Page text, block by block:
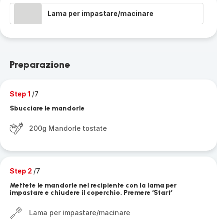
Lama per impastare/macinare
Preparazione
Step 1 /7
Sbucciare le mandorle
200g Mandorle tostate
Step 2 /7
Mettete le mandorle nel recipiente con la lama per
impastare e chiudere il coperchio. Premere ‘Start’
Lama per impastare/macinare